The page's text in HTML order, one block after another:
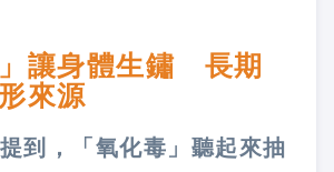
」讓身體生鏽 長期
來源
到，「氧化毒」聽起來抽